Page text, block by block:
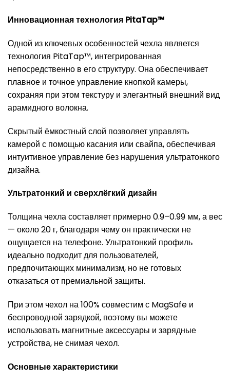
Инновационная технология PitaTap™
Одной из ключевых особенностей чехла является
технология PitaTap™, интегрированная
непосредственно в его структуру. Она обеспечивает
плавное и точное управление кнопкой камеры,
сохраняя при этом текстуру и элегантный внешний вид
арамидного волокна.
Скрытый ёмкостный слой позволяет управлять
камерой с помощью касания или свайпа, обеспечивая
интуитивное управление без нарушения ультратонкого
дизайна.
Ультратонкий и сверхлёгкий дизайн
Толщина чехла составляет примерно 0.9–0.99 мм, а вес
— около 20 г, благодаря чему он практически не
ощущается на телефоне. Ультратонкий профиль
идеально подходит для пользователей,
предпочитающих минимализм, но не готовых
отказаться от премиальной защиты.
При этом чехол на 100% совместим с MagSafe и
беспроводной зарядкой, поэтому вы можете
использовать магнитные аксессуары и зарядные
устройства, не снимая чехол.
Основные характеристики